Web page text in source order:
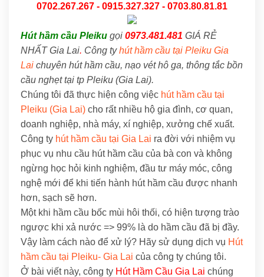
0702.267.267 - 0915.327.327 - 0703.80.81.81
Hút hầm cầu Pleiku gọi 0973.481.481 GIÁ RẺ
NHẤT Gia Lai. Công tyhút hầm cầu tại Pleiku Gia
Lai chuyên hút hầm cầu, nạo vét hô ga, thông tắc bồn
cầu nghẹt tại tp Pleiku (Gia Lai).
Chúng tôi đã thực hiện công việc hút hầm cầu tại
Pleiku (Gia Lai) cho rất nhiều hộ gia đình, cơ quan,
doanh nghiệp, nhà máy, xí nghiệp, xưởng chế xuất.
Công ty hút hầm cầu tại Gia Lai ra đời với nhiệm vụ
phục vụ nhu cầu hút hầm cầu của bà con và không
ngừng học hỏi kinh nghiệm, đầu tư máy móc, công
nghệ mới để khi tiến hành hút hầm cầu được nhanh
hơn, sạch sẽ hơn.
Một khi hầm cầu bốc mùi hôi thối, có hiện tượng trào
ngược khi xả nước => 99% là do hầm cầu đã bị đầy.
Vậy làm cách nào để xử lý? Hãy sử dụng dịch vụ Hút
hầm cầu tại Pleiku- Gia Lai của công ty chúng tôi.
Ở bài viết này, công ty Hút Hầm Cầu Gia Lai chúng